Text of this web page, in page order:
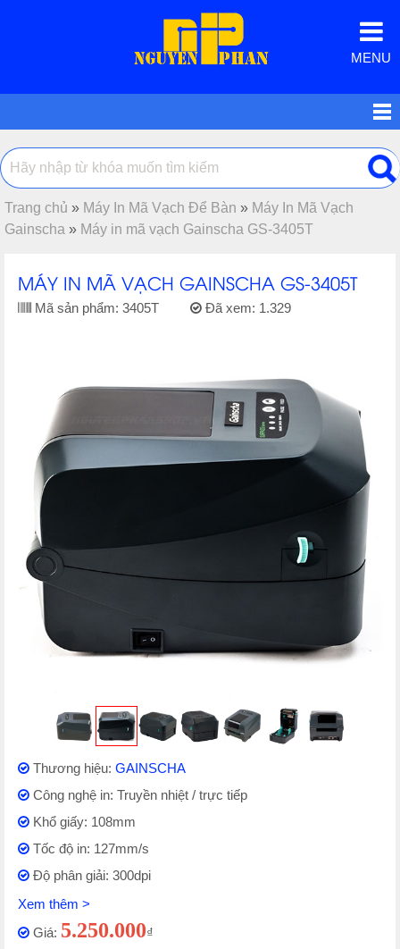
MENU
Trang chủ » Máy In Mã Vạch Để Bàn » Máy In Mã Vạch
Gainscha » Máy in mã vạch Gainscha GS-3405T
MÁY IN MÃ VẠCH GAINSCHA GS-3405T
Mã sản phẩm: 3405T Đã xem: 1.329
Thương hiệu: GAINSCHA
Công nghệ in: Truyền nhiệt / trực tiếp
Khổ giấy: 108mm
Tốc độ in: 127mm/s
Độ phân giải: 300dpi
Xem thêm >
Giá: 5.250.000₫